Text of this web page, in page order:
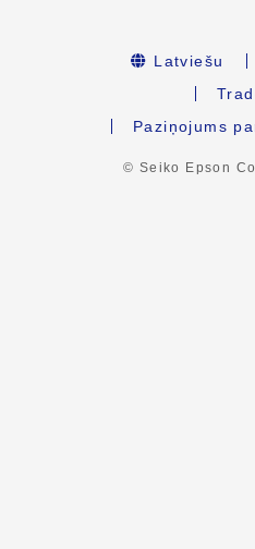
Latviešu
Paziņojums
© Seiko Epson